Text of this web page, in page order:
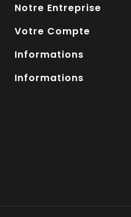
Notre Entreprise
Votre Compte
Informations
Informations